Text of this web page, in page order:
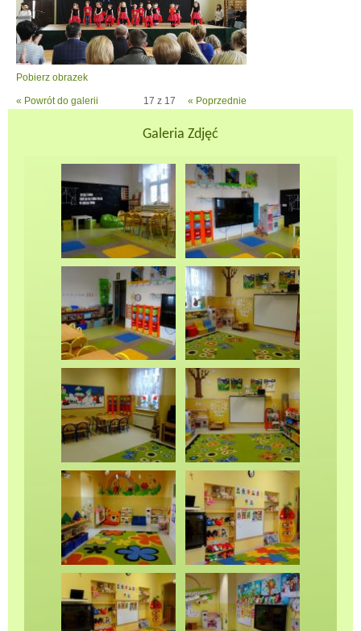
Pobierz obrazek
« Powrót do galerii 17 z 17 « Poprzednie
Galeria Zdjęć